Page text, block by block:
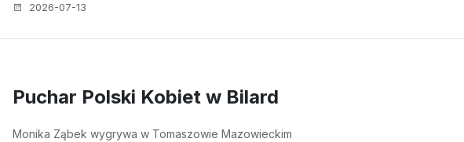
2026-07-13
Puchar Polski Kobiet w Bilard
Monika Ząbek wygrywa w Tomaszowie Mazowieckim